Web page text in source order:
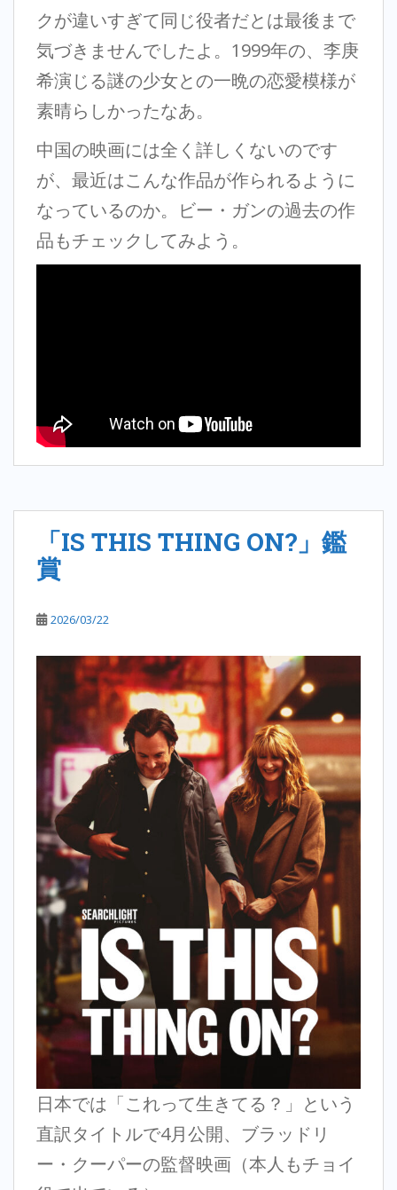
クが違いすぎて同じ役者だとは最後まで
気づきませんでしたよ。1999年の、李庚
希演じる謎の少女との一晩の恋愛模様が
素晴らしかったなあ。
中国の映画には全く詳しくないのです
が、最近はこんな作品が作られるように
なっているのか。ビー・ガンの過去の作
品もチェックしてみよう。
「IS THIS THING ON?」鑑
賞
2026/03/22
日本では「これって生きてる？」という
直訳タイトルで4月公開、ブラッドリ
ー・クーパーの監督映画（本人もチョイ